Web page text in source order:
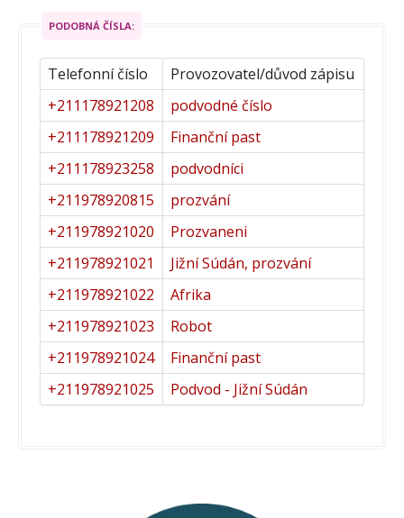
PODOBNÁ ČÍSLA:
Telefonní číslo
Provozovatel/důvod zápisu
+211178921208
podvodné číslo
+211178921209
Finanční past
+211178923258
podvodníci
+211978920815
prozvání
+211978921020
Prozvaneni
+211978921021
Jižní Súdán, prozvání
+211978921022
Afrika
+211978921023
Robot
+211978921024
Finanční past
+211978921025
Podvod - Jižní Súdán